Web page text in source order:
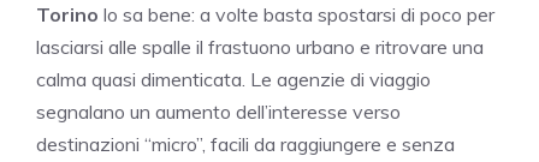
Torino lo sa bene: a volte basta spostarsi di poco per
lasciarsi alle spalle il frastuono urbano e ritrovare una
calma quasi dimenticata. Le agenzie di viaggio
segnalano un aumento dell’interesse verso
destinazioni “micro”, facili da raggiungere e senza